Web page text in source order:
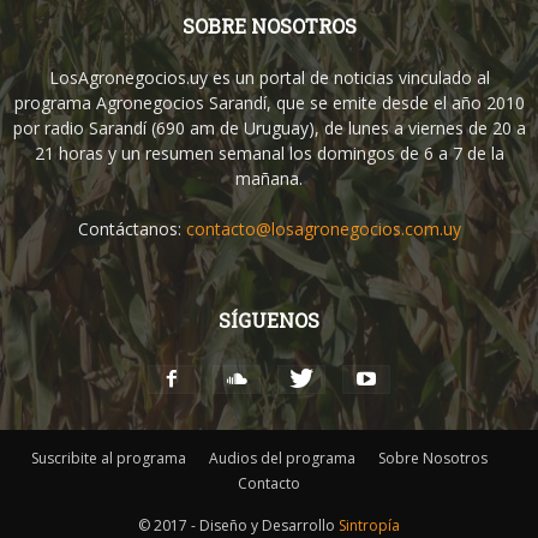
SOBRE NOSOTROS
LosAgronegocios.uy es un portal de noticias vinculado al
programa Agronegocios Sarandí, que se emite desde el año 2010
por radio Sarandí (690 am de Uruguay), de lunes a viernes de 20 a
21 horas y un resumen semanal los domingos de 6 a 7 de la
mañana.
Contáctanos: contacto@losagronegocios.com.uy
SÍGUENOS
Suscribite al programa Audios del programa
Sobre Nosotros
Contacto
© 2017 - Diseño y Desarrollo Sintropía